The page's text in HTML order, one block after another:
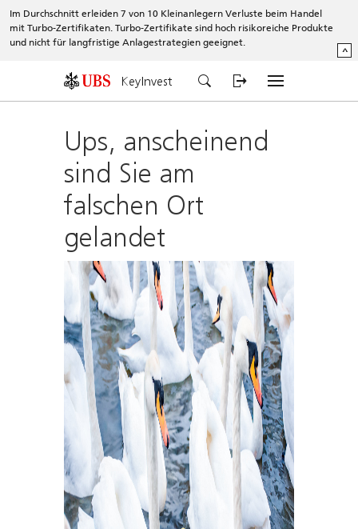
Im Durchschnitt erleiden 7 von 10 Kleinanlegern Verluste beim Handel
mit Turbo-Zertifikaten. Turbo-Zertifikate sind hoch risikoreiche Produkte
und nicht für langfristige Anlagestrategien geeignet.
^
KeyInvest
Ups, anscheinend
sind Sie am
falschen Ort
gelandet